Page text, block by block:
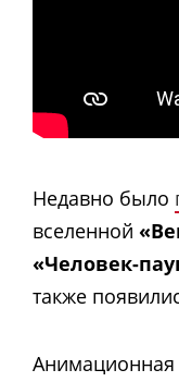
Недавно было
вселенной
«Человек-
также
Анимационная